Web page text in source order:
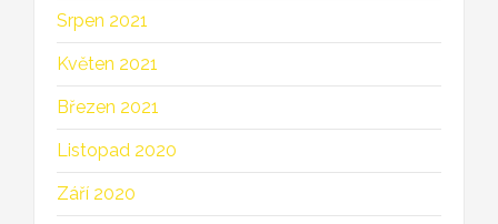
Srpen 2021
Květen 2021
Březen 2021
Listopad 2020
Září 2020